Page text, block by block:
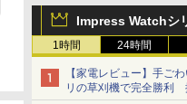
Impress Watchシ
1時間 24時間
【家電レビュー】手ご
リの草刈機で完全勝利